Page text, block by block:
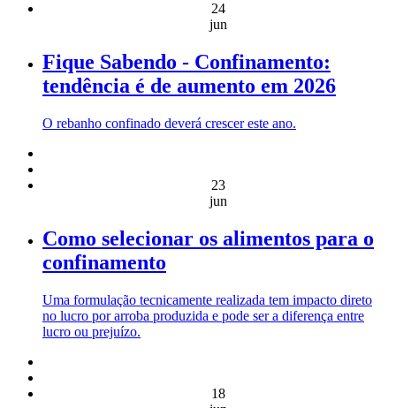
24
jun
Fique Sabendo - Confinamento:
tendência é de aumento em 2026
O rebanho confinado deverá crescer este ano.
23
jun
Como selecionar os alimentos para o
confinamento
Uma formulação tecnicamente realizada tem impacto direto
no lucro por arroba produzida e pode ser a diferença entre
lucro ou prejuízo.
18